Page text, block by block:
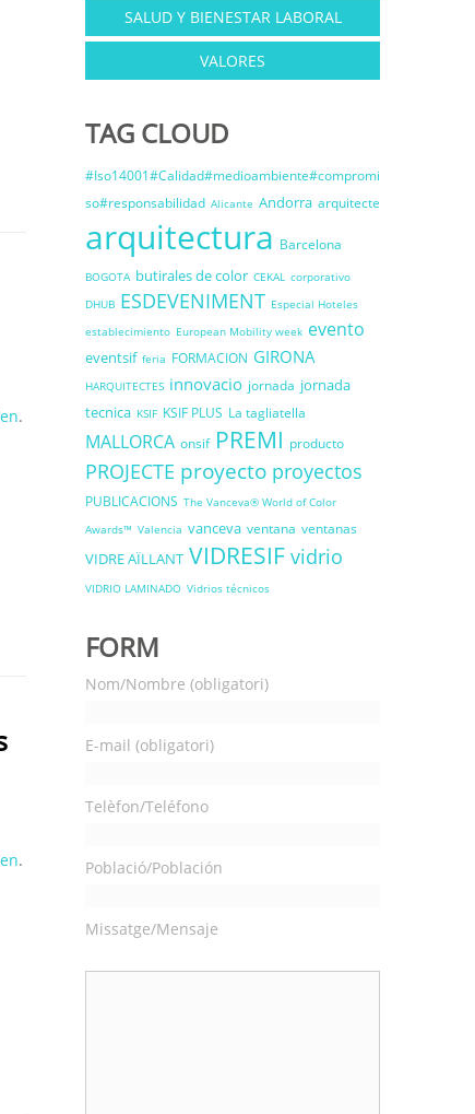
.
.
SALUD Y BIENESTAR LABORAL
VALORES
TAG CLOUD
#Iso14001#Calidad#medioambiente#compromi
so#responsabilidad Alicante Andorra arquitecte
arquitectura Barcelona
BOGOTA butirales de color CEKAL corporativo
DHUB ESDEVENIMENT Especial Hoteles
establecimiento European Mobility week evento
eventsif feria FORMACION GIRONA
HARQUITECTES innovacio jornada jornada
tecnica KSIF KSIF PLUS La tagliatella
MALLORCA onsif PREMI producto
PROJECTE proyecto proyectos
PUBLICACIONS The Vanceva® World of Color
Awards™ Valencia vanceva ventana ventanas
VIDRE AÏLLANT VIDRESIF vidrio
VIDRIO LAMINADO Vidrios técnicos
FORM
Nom/Nombre (obligatori)
E-mail (obligatori)
Telèfon/Teléfono
Població/Población
Missatge/Mensaje